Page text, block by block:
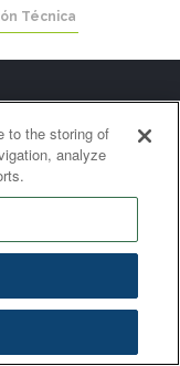
Técnica
to the storing of
analyze